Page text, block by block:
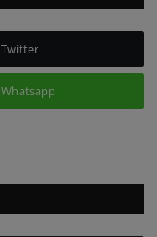
Twitter
Whatsapp